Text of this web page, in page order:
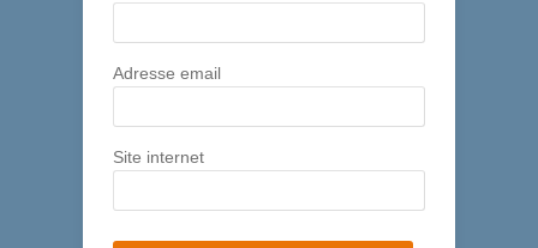
Adresse email
Site internet